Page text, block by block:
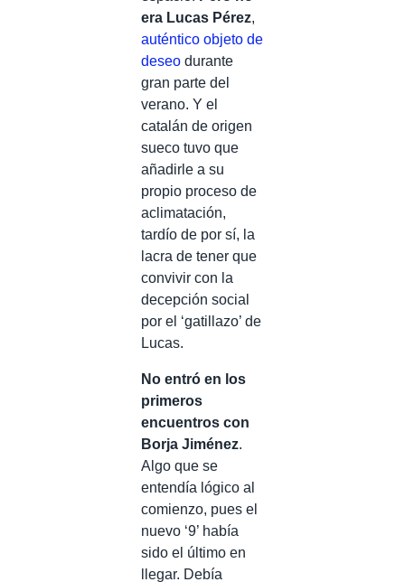
era Lucas Pérez,
auténtico objeto de
deseo durante
gran parte del
verano. Y el
catalán de origen
sueco tuvo que
añadirle a su
propio proceso de
aclimatación,
tardío de por sí, la
lacra de tener que
convivir con la
decepción social
por el ‘gatillazo’ de
Lucas.
No entró en los
primeros
encuentros con
Borja Jiménez.
Algo que se
entendía lógico al
comienzo, pues el
nuevo ‘9’ había
sido el último en
llegar. Debía